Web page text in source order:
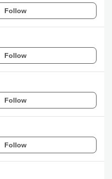
Follow
Follow
Follow
Follow